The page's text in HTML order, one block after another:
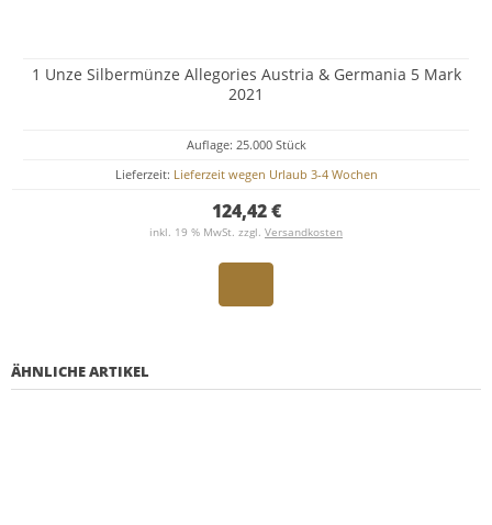
1 Unze Silbermünze Allegories Austria & Germania 5 Mark
2021
Auflage: 25.000 Stück
Lieferzeit: Lieferzeit wegen Urlaub 3-4 Wochen
124,42 €
inkl. 19 % MwSt. zzgl. Versandkosten
ÄHNLICHE ARTIKEL